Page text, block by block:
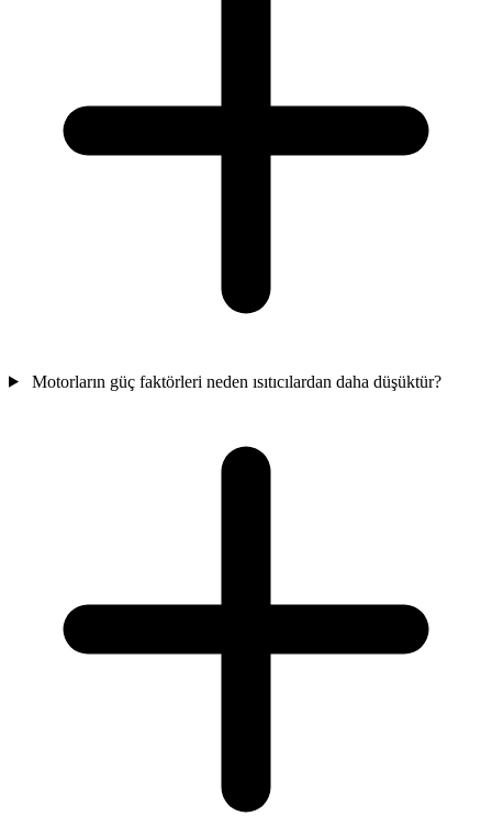
Motorların güç faktörleri neden ısıtıcılardan daha düşüktür?